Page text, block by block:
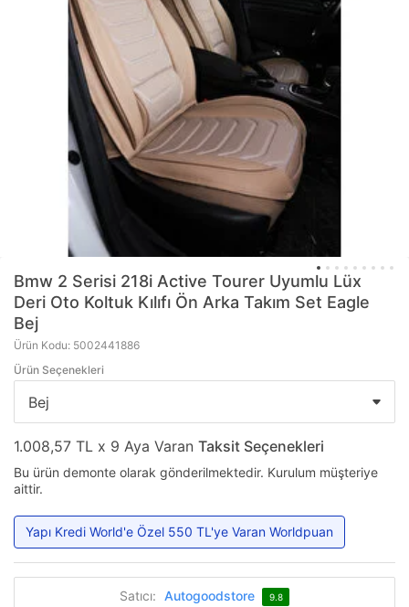
Bmw 2 Serisi 218i Active Tourer Uyumlu Lüx
Deri Oto Koltuk Kılıfı Ön Arka Takım Set Eagle
Bej
Ürün Kodu: 5002441886
Ürün Seçenekleri
1.008,57 TL x 9 Aya Varan Taksit Seçenekleri
Bu ürün demonte olarak gönderilmektedir. Kurulum müşteriye
aittir.
Yapı Kredi World'e Özel 550 TL'ye Varan Worldpuan
Satıcı: Autogoodstore 9.8